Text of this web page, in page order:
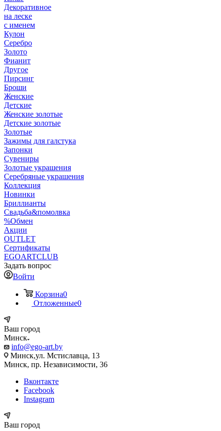
Декоративное
на леске
с именем
Кулон
Серебро
Золото
Фианит
Другое
Пирсинг
Броши
Женские
Детские
Женские золотые
Детские золотые
Золотые
Зажимы для галстука
Запонки
Сувениры
Золотые украшения
Серебряные украшения
Коллекция
Новинки
Бриллианты
Свадьба&помолвка
%Обмен
Акции
OUTLET
Сертификаты
EGOARTCLUB
Задать вопрос
Войти
Корзина0
Отложенные0
Ваш город
Минск
info@ego-art.by
Минск,ул. Мстиславца, 13
Минск, пр. Независимости, 36
Вконтакте
Facebook
Instagram
Ваш город